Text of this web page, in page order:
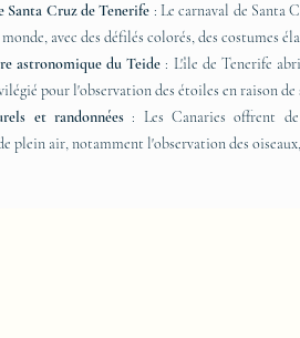
Santa Cruz de Tenerife : Le carnaval de Santa
avec des défilés colorés, des costumes
astronomique du Teide : L'île de Tenerife
pour l'observation des étoiles en raison
et randonnées: Les Canaries offrent de
plein air, notamment l'observation des